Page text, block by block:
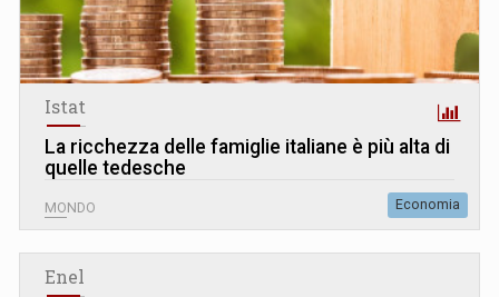
Istat
La ricchezza delle famiglie italiane è più alta di
quelle tedesche
MONDO Economia
Enel